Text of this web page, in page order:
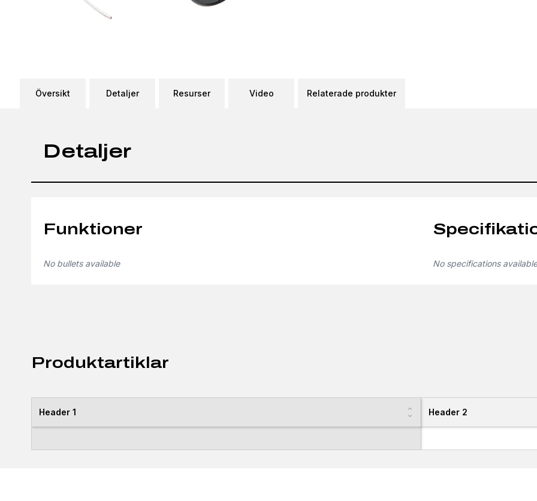
Översikt Detaljer Resurser Video Relaterade produkter
Detaljer
Funktioner
No bullets available No specifications available
Produktartiklar
Header 1 Header 2